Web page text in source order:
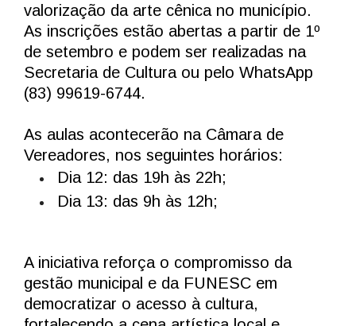
valorização da arte cênica no município.
As inscrições estão abertas a partir de 1º
de setembro e podem ser realizadas na
Secretaria de Cultura ou pelo WhatsApp
(83) 99619-6744.
As aulas acontecerão na Câmara de
Vereadores, nos seguintes horários:
Dia 12: das 19h às 22h;
Dia 13: das 9h às 12h;
A iniciativa reforça o compromisso da
gestão municipal e da FUNESC em
democratizar o acesso à cultura,